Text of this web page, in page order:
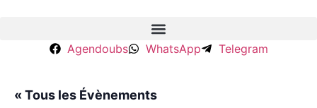
Agendoubs WhatsApp Telegram
« Tous les Évènements